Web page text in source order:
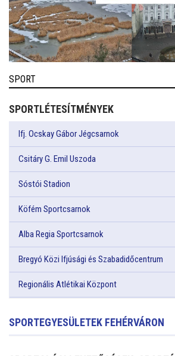
SPORT
SPORTLÉTESÍTMÉNYEK
Ifj. Ocskay Gábor Jégcsarnok
Csitáry G. Emil Uszoda
Sóstói Stadion
Köfém Sportcsarnok
Alba Regia Sportcsarnok
Bregyó Közi Ifjúsági és Szabadidőcentrum
Regionális Atlétikai Központ
SPORTEGYESÜLETEK FEHÉRVÁRON